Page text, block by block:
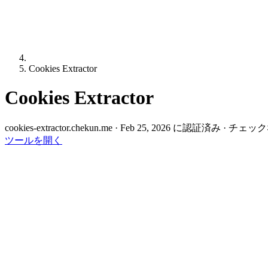
Cookies Extractor
Cookies Extractor
cookies-extractor.chekun.me · Feb 25, 2026 に認証済み · チェッ
ツールを開く